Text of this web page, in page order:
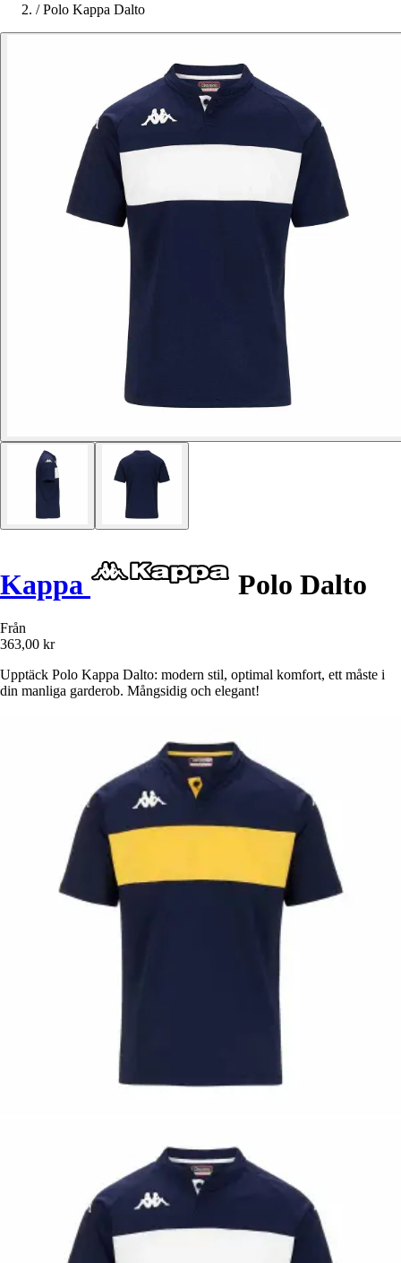
/ Polo Kappa Dalto
Kappa Polo Dalto
Från
363,00 kr
Upptäck Polo Kappa Dalto: modern stil, optimal komfort, ett måste i
din manliga garderob. Mångsidig och elegant!